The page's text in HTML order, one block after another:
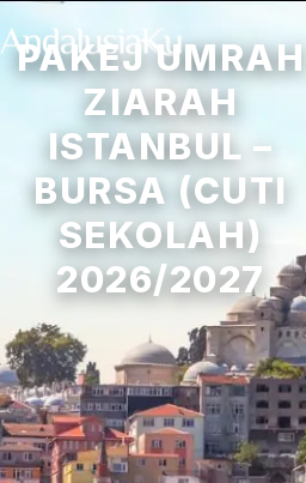
PAKEJ UMRAH
ZIARAH
ISTANBUL –
BURSA (CUTI
SEKOLAH)
2026/2027